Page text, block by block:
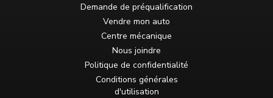
Demande de préqualification
Vendre mon auto
Centre mécanique
Nous joindre
Politique de confidentialité
Conditions générales
d'utilisation